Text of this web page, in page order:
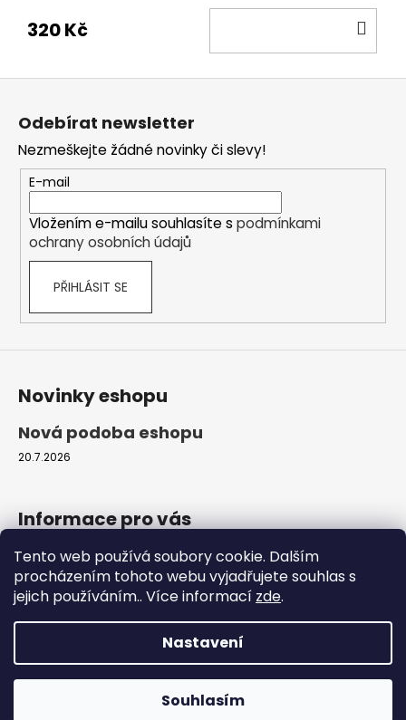
Tento web používá soubory cookie. Dalším
procházením tohoto webu vyjadřujete souhlas s
jejich používáním.. Více informací zde.
Nastavení
Souhlasím
320 Kč
Z
Odebírat newsletter
Nezmeškejte žádné novinky či slevy!
E-mail
Vložením e-mailu souhlasíte s podmínkami
ochrany osobních údajů
PŘIHLÁSIT SE
Novinky eshopu
Nová podoba eshopu
20.7.2026
Informace pro vás
Obchodní podmínky
Podmínky ochrany osobních údajů
Moje objednávka
Copyright 2026ProfiZvířátka.cz. Všechna práva
vyhrazena.